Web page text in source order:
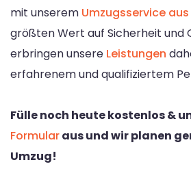
mit unserem Umzugsservice aus
größten Wert auf Sicherheit und
erbringen unsere Leistungen
erfahrenem und qualifiziertem
Fülle noch heute kostenlos &
Formularaus und wir planen
Umzug!